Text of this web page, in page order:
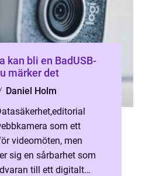
kan bli en BadUSB-
märker det
Daniel Holm
,editorial
som ett
videomöten, men
sig en sårbarhet som
till ett digitalt